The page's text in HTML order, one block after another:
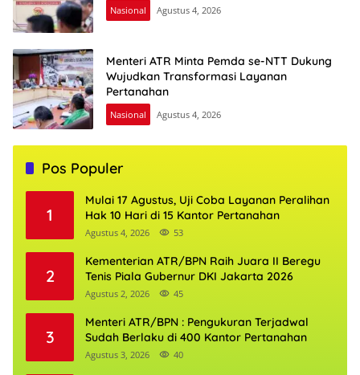
Nasional Agustus 4, 2026
Menteri ATR Minta Pemda se-NTT Dukung
Wujudkan Transformasi Layanan
Pertanahan
Nasional Agustus 4, 2026
Pos Populer
1
Mulai 17 Agustus, Uji Coba Layanan Peralihan
Hak 10 Hari di 15 Kantor Pertanahan
Agustus 4, 2026 53
2
Kementerian ATR/BPN Raih Juara II Beregu
Tenis Piala Gubernur DKI Jakarta 2026
Agustus 2, 2026 45
3
Menteri ATR/BPN : Pengukuran Terjadwal
Sudah Berlaku di 400 Kantor Pertanahan
Agustus 3, 2026 40